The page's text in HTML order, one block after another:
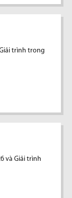
trình trong
và Giải trình